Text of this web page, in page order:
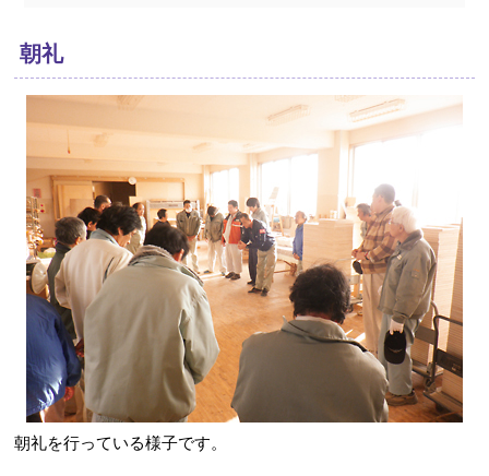
朝礼
朝礼を行っている様子です。